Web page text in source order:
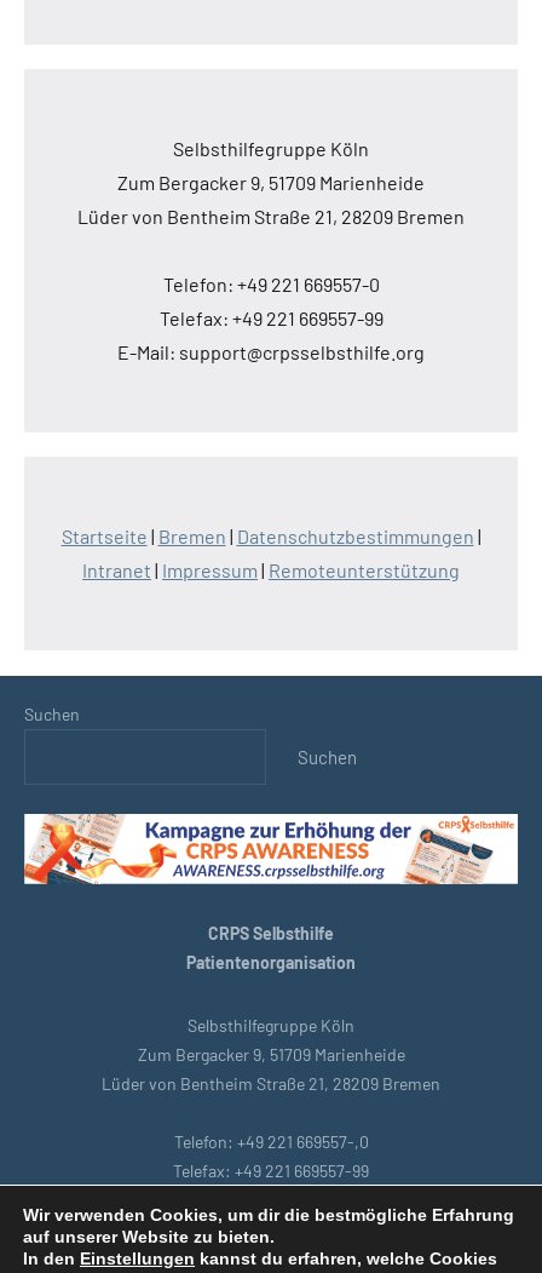
Selbsthilfegruppe Köln
Zum Bergacker 9, 51709 Marienheide
Lüder von Bentheim Straße 21, 28209 Bremen
Telefon: +49 221 669557-0
Telefax: +49 221 669557-99
E-Mail: support@crpsselbsthilfe.org
Startseite | Bremen | Datenschutzbestimmungen |
Intranet | Impressum | Remoteunterstützung
Suchen
Suchen
CRPS Selbsthilfe
Patientenorganisation
Selbsthilfegruppe Köln
Zum Bergacker 9, 51709 Marienheide
Lüder von Bentheim Straße 21, 28209 Bremen
Telefon: +49 221 669557-,0
Telefax: +49 221 669557-99
Startseite|Bremen |Datenschutzbestimmungen|Intranet|
Wir verwenden Cookies, um dir die bestmögliche Erfahrung
auf unserer Website zu bieten.
In den Einstellungen kannst du erfahren, welche Cookies